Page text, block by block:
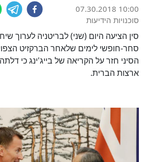
07.30.2018 10:00
סוכנויות הידיעות
סין הציעה היום (שני) לבריטניה לערוך
סחר-חופשי לימים שלאחר הברקזיט
הסיני חזר על הקריאה של בייג'ינג כי
ארצות הברית.